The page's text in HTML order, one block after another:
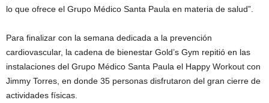
lo que ofrece el Grupo Médico Santa Paula en materia de salud”.
Para finalizar con la semana dedicada a la prevención
cardiovascular, la cadena de bienestar Gold’s Gym repitió en las
instalaciones del Grupo Médico Santa Paula el Happy Workout con
Jimmy Torres, en donde 35 personas disfrutaron del gran cierre de
actividades físicas.